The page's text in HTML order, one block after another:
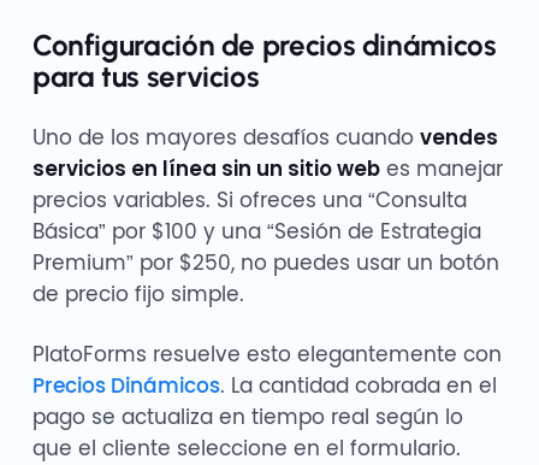
Configuración de precios dinámicos
para tus servicios
Uno de los mayores desafíos cuando vendes
servicios en línea sin un sitio webes manejar
precios variables. Si ofreces una “Consulta
Básica” por $100 y una “Sesión de Estrategia
Premium” por $250, no puedes usar un botón
de precio fijo simple.
PlatoForms resuelve esto elegantemente con
Precios Dinámicos. La cantidad cobrada en el
pago se actualiza en tiempo real según lo
que el cliente seleccione en el formulario.